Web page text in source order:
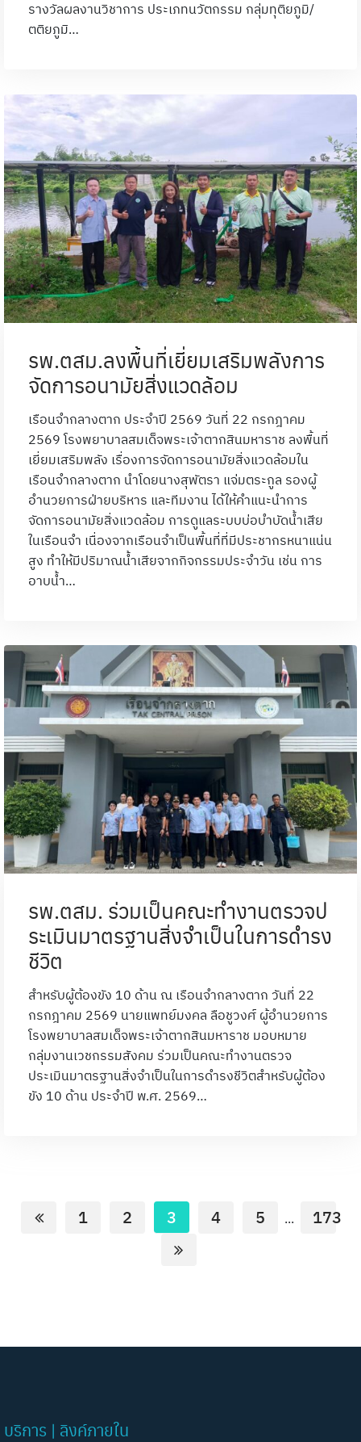
รางวัลผลงานวิชาการ ประเภทนวัตกรรม กลุ่มทุติยภูมิ/
ตติยภูมิ…
รพ.ตสม.ลงพื้นที่เยี่ยมเสริมพลังการ
จัดการอนามัยสิ่งแวดล้อม
เรือนจำกลางตาก ประจำปี 2569 วันที่ 22 กรกฎาคม
2569 โรงพยาบาลสมเด็จพระเจ้าตากสินมหาราช ลงพื้นที่
เยี่ยมเสริมพลัง เรื่องการจัดการอนามัยสิ่งแวดล้อมใน
เรือนจำกลางตาก นำโดยนางสุพัตรา แจ่มตระกูล รองผู้
อำนวยการฝ่ายบริหาร และทีมงาน ได้ให้คำแนะนำการ
จัดการอนามัยสิ่งแวดล้อม การดูแลระบบบ่อบำบัดน้ำเสีย
ในเรือนจำ เนื่องจากเรือนจำเป็นพื้นที่ที่มีประชากรหนาแน่น
สูง ทำให้มีปริมาณน้ำเสียจากกิจกรรมประจำวัน เช่น การ
อาบน้ำ…
รพ.ตสม. ร่วมเป็นคณะทำงานตรวจป
ระเมินมาตรฐานสิ่งจำเป็นในการดำรง
ชีวิต
สำหรับผู้ต้องขัง 10 ด้าน ณ เรือนจำกลางตาก วันที่ 22
กรกฎาคม 2569 นายแพทย์มงคล ลือชูวงศ์ ผู้อำนวยการ
โรงพยาบาลสมเด็จพระเจ้าตากสินมหาราช มอบหมาย
กลุ่มงานเวชกรรมสังคม ร่วมเป็นคณะทำงานตรวจ
ประเมินมาตรฐานสิ่งจำเป็นในการดำรงชีวิตสำหรับผู้ต้อง
ขัง 10 ด้าน ประจำปี พ.ศ. 2569…
1 2 3 4 5 ... 173
บริการ | ลิงค์ภายใน